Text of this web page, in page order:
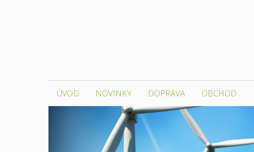
ÚVOD NOVINKY DOPRAVA OBCHOD